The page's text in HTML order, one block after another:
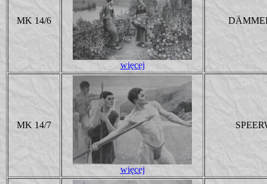
MK 14/6
więcej
MK 14/7
więcej